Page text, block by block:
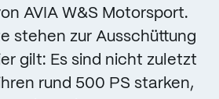
AVIA W&S Motorsport.
stehen zur Ausschüttung
gilt: Es sind nicht zuletzt
rund 500 PS starken,